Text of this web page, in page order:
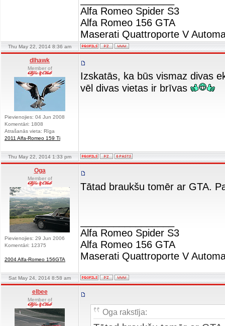
Alfa Romeo Spider S3
Alfa Romeo 156 GTA
Maserati Quattroporte V
Thu May 22, 2014 8:36 am
dlhawk
Member of
Pievienojies: 04 Jun 2008
Komentāri: 1808
Atrašanās vieta: Rīga
2011 Alfa-Romeo 159 Ti
Izskatās, ka būs vismaz divas
vēl divas vietas ir brīvas
Thu May 22, 2014 1:33 pm
Oga
Member of
Pievienojies: 29 Jun 2006
Komentāri: 12375
2004 Alfa-Romeo 156GTA
Tātad braukšu tomēr ar GTA.
Alfa Romeo Spider S3
Alfa Romeo 156 GTA
Maserati Quattroporte V
Sat May 24, 2014 8:58 am
elbee
Member of
Oga rakstīja: